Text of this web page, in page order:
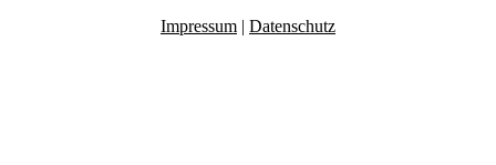
Impressum | Datenschutz